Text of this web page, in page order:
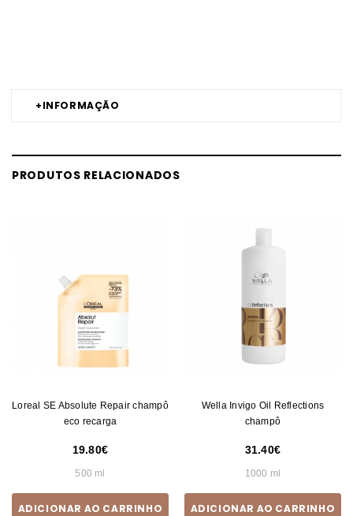
+INFORMAÇÃO
PRODUTOS RELACIONADOS
Loreal SE Absolute Repair champô
eco recarga
19.80
500 ml
ADICIONAR AO CARRINHO
Wella Invigo Oil Reflections
champô
31.40
1000 ml
ADICIONAR AO CARRINHO